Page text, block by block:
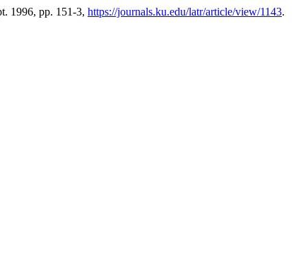
1996, pp. 151-3, https://journals.ku.edu/latr/article/view/1143.